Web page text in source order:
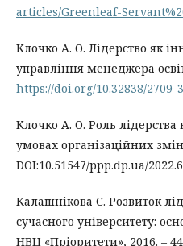
articles/Greenleaf-
Клочко А. О. Лідерство як
управління менеджера
https://doi.org/10.32838/2709-
Клочко А. О. Роль лідерства
умовах організаційних
DOI:10.51547/ppp.dp.ua/
Калашнікова С. Розвиток
сучасного університету:
НВЦ «Пріоритети», 2016. – 44